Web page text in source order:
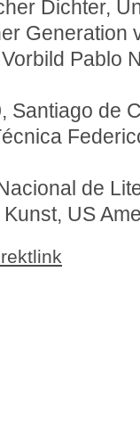
Dichter,
Generation
Pablo
Santiago de
de
US